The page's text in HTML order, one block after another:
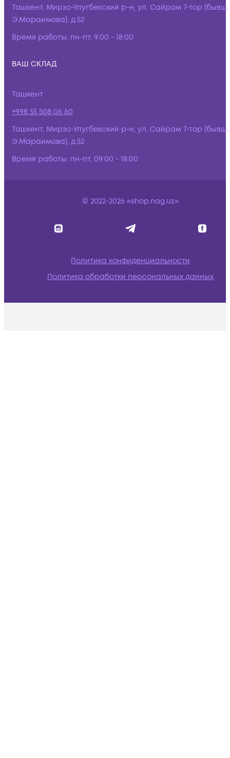
Ташкент, Мирзо-Улугбекский р-н, ул. Сайрам 7-тор (бывш.
Э.Мараимова), д.52
Время работы: пн-пт, 9:00 - 18:00
ВАШ СКЛАД
Ташкент
+998 55 508 06 60
Ташкент, Мирзо-Улугбекский р-н, ул. Сайрам 7-тор (бывш.
Э.Мараимова), д.52
Время работы: пн-пт, 09:00 - 18:00
© 2022-2026 «shop.nag.uz»
Политика конфиденциальности
Политика обработки персональных данных